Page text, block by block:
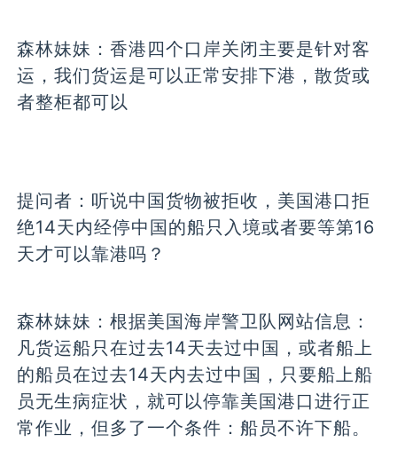
森林妹妹：香港四个口岸关闭主要是针对客
运，我们货运是可以正常安排下港，散货或
者整柜都可以
提问者： 听说中国货物被拒收，美国港口拒
绝14天内经停中国的船只入境或者要等第16
天才可以靠港吗？
森林妹妹：根据美国海岸警卫队网站信息：
凡货运船只在过去14天去过中国，或者船上
的船员在过去14天内去过中国，只要船上船
员无生病症状，就可以停靠美国港口进行正
常作业，但多了一个条件：船员不许下船。